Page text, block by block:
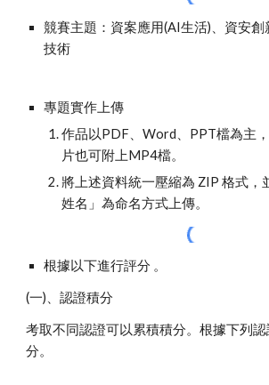
競賽主題：資案應用(AI生活)、資安創
技術
專題實作 上傳
作品以PDF、Word、PPT檔為主
片也可附上MP4檔。
將上述資料統一壓縮為 ZIP 格式，
姓名」為命名方式上傳。
根據以下進行評分 。
(一)、認證積分
考取不同認證可以累積積分。根據下列
分。